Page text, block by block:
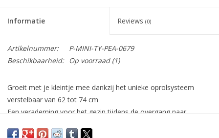
Informatie Reviews (0)
Artikelnummer:
P-MINI-TY-PEA-0679
Beschikbaarheid:
Op voorraad(1)
Groeit met je kleintje mee dankzij het unieke oprolsysteem
verstelbaar van 62 tot 74 cm
Een verademing voor het gezin tijdens de overgang naar